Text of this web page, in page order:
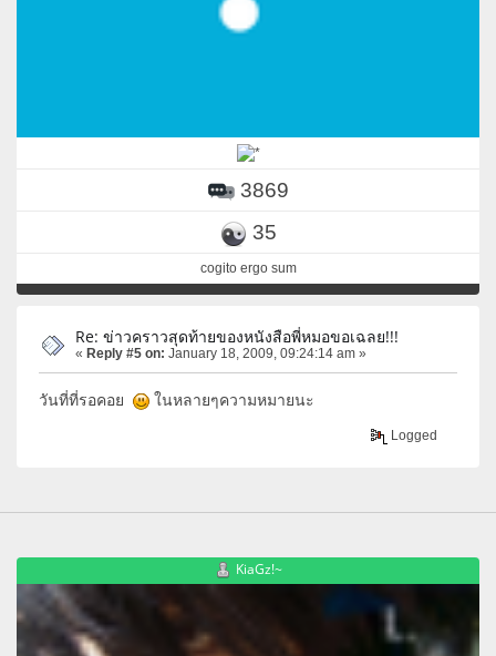
3869
35
cogito ergo sum
Re: ข่าวคราวสุดท้ายของหนังสือพี่หมอขอเฉลย!!!
« Reply #5 on: January 18, 2009, 09:24:14 am »
วันที่ที่รอคอย ในหลายๆความหมายนะ
Logged
KiaGz!~